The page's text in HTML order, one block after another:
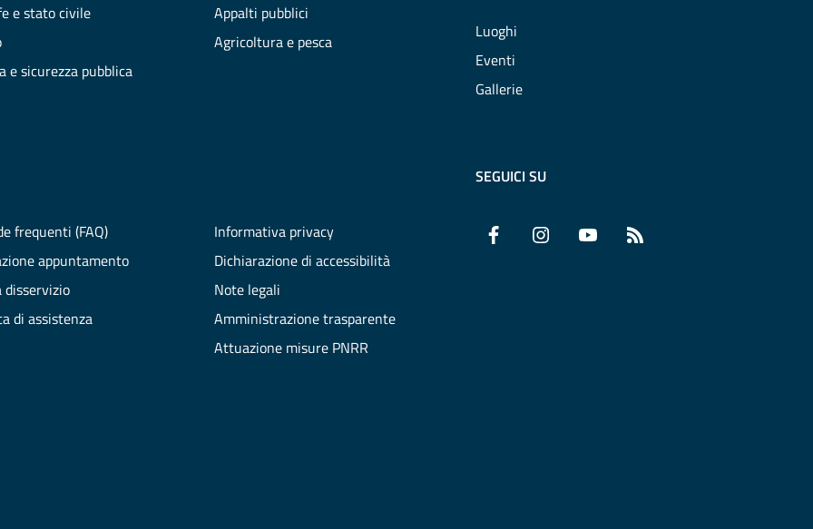
e stato civile
e sicurezza pubblica
Appalti pubblici
Agricoltura e pesca
Luoghi
Eventi
Gallerie
frequenti (FAQ)
appuntamento
disservizio
di assistenza
Informativa privacy
Dichiarazione di accessibilità
Note legali
Amministrazione trasparente
Attuazione misure PNRR
SEGUICI SU
Facebook InstagramYouTube